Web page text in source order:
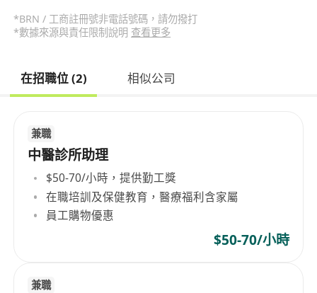
*BRN / 工商註冊號非電話號碼，請勿撥打
*數據來源與責任限制說明 查看更多
在招職位 (2) 相似公司
兼職
中醫診所助理
$50-70/小時，提供勤工獎
在職培訓及保健教育，醫療福利含家屬
員工購物優惠
$50-70/小時
兼職